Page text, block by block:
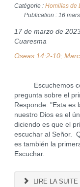
Catégorie : Homilías de
Publication : 16
17 de marzo de
Cuaresma
Oseas 14:2-10;
Escuchemos con
pregunta sobre el
Responde: "Esta es
nuestro Dios es el
diciendo es que el
escuchar al Señor.
es también la
Escuchar.
LIRE LA